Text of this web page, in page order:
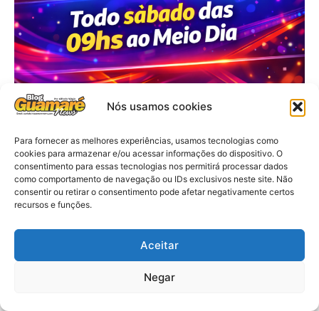
Nós usamos cookies
Para fornecer as melhores experiências, usamos tecnologias como
cookies para armazenar e/ou acessar informações do dispositivo. O
consentimento para essas tecnologias nos permitirá processar dados
como comportamento de navegação ou IDs exclusivos neste site. Não
consentir ou retirar o consentimento pode afetar negativamente certos
recursos e funções.
Aceitar
Negar